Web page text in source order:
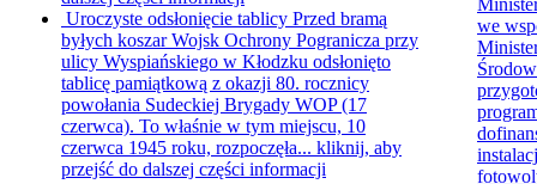
Uroczyste odsłonięcie tablicy Przed bramą
byłych koszar Wojsk Ochrony Pogranicza przy
ulicy Wyspiańskiego w Kłodzku odsłonięto
tablicę pamiątkową z okazji 80. rocznicy
powołania Sudeckiej Brygady WOP (17
czerwca). To właśnie w tym miejscu, 10
czerwca 1945 roku, rozpoczęła... kliknij, aby
przejść do dalszej części informacji
we